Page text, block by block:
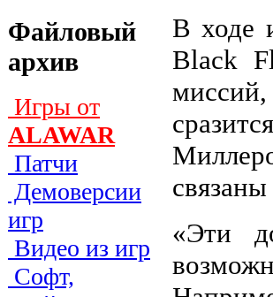
Файловый
архив
Игры от
ALAWAR
Патчи
Демоверсии
игр
Видео из игр
Софт,
В ходе
Black
«Эти